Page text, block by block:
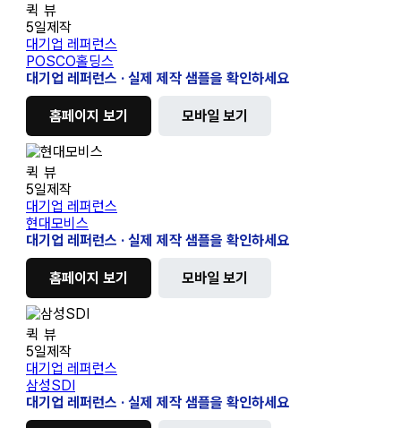
POSCO
홀
딩
스
퀵 뷰
5일제작
대기업 레퍼런스
POSCO홀딩스
대기업 레퍼런스 · 실제 제작 샘플을 확인하세요
홈페이지 보기 모바일 보기
현
대
모
비
스
퀵 뷰
5일제작
대기업 레퍼런스
현대모비스
대기업 레퍼런스 · 실제 제작 샘플을 확인하세요
홈페이지 보기 모바일 보기
삼
성
SDI
퀵 뷰
5일제작
대기업 레퍼런스
삼성SDI
대기업 레퍼런스 · 실제 제작 샘플을 확인하세요